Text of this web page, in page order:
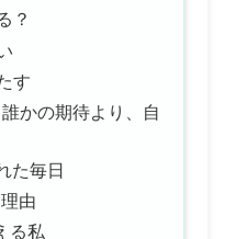
？
す
かの期待より、自
た毎日
由
る私